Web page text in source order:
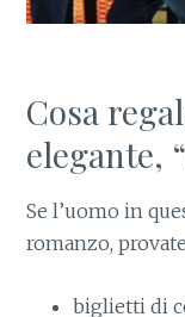
Cosa
elegante,
Se l’uomo in
romanzo,
biglietti di